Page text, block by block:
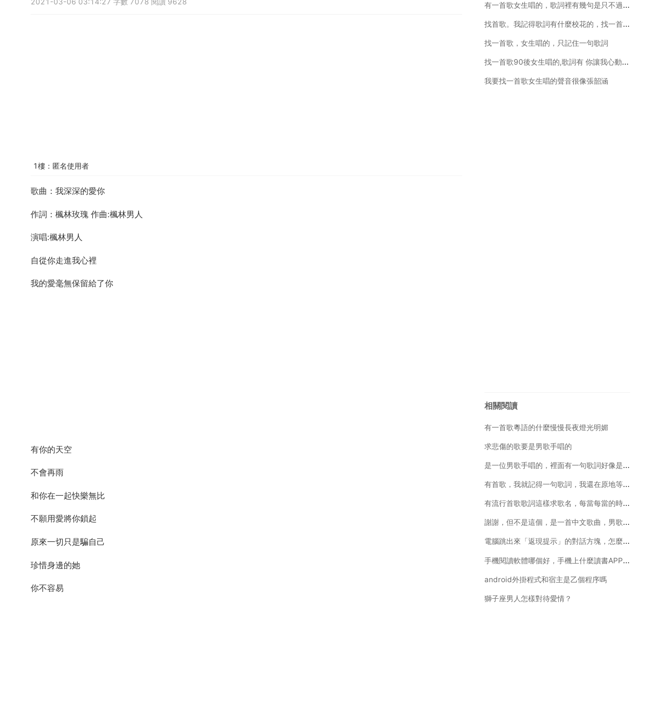
2021-03-06 03:14:27 字數 7078 閱讀 9628
1樓：匿名使用者
歌曲：我深深的愛你
作詞：楓林玫瑰 作曲:楓林男人
演唱:楓林男人
自從你走進我心裡
我的愛毫無保留給了你
有你的天空
不會再雨
和你在一起快樂無比
不願用愛將你鎖起
原來一切只是騙自己
珍惜身邊的她
你不容易
有一首歌女生唱的，歌詞裡有幾句是只不過是一句了無牽掛，可是卻
找首歌。我記得歌詞有什麼校花的，找一首歌 我只記得中間的歌詞有什麼什麼城堡 還有讓我依靠 是一個女的唱的
找一首歌，女生唱的，只記住一句歌詞
找一首歌90後女生唱的,歌詞有 你讓我心動,最後讓我灑脫，也
我要找一首歌女生唱的聲音很像張韶涵
相關閱讀
有一首歌粵語的什麼慢慢長夜燈光明媚
求悲傷的歌要是男歌手唱的
是一位男歌手唱的，裡面有一句歌詞好像是我還是你的港灣
有首歌，我就記得一句歌詞，我還在原地等待著你女生唱的
有流行首歌歌詞這樣求歌名，每當每當的時候我的心
謝謝，但不是這個，是一首中文歌曲，男歌手唱的，節奏很慢，好像
電腦跳出來「返現提示」的對話方塊，怎麼去掉啊？
手機閱讀軟體哪個好，手機上什麼讀書APP最好啊
android外掛程式和宿主是乙個程序嗎
獅子座男人怎樣對待愛情？